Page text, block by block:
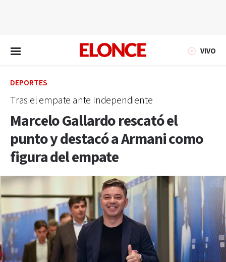
VIVO
DEPORTES
Tras el empate ante Independiente
Marcelo Gallardo rescató el
punto y destacó a Armani como
figura del empate